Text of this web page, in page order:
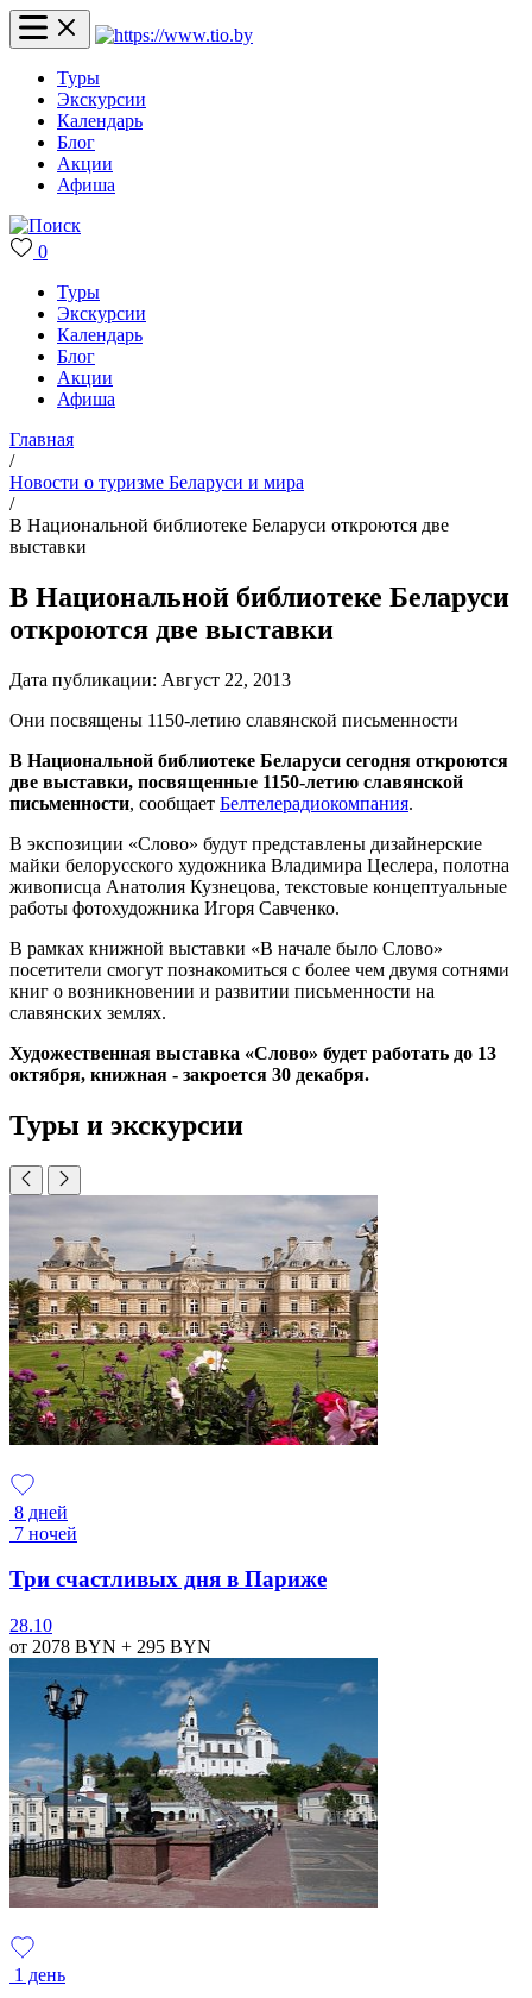
Туры
Экскурсии
Календарь
Блог
Акции
Афиша
0
Туры
Экскурсии
Календарь
Блог
Акции
Афиша
Главная
/
Новости о туризме Беларуси и мира
/
В Национальной библиотеке Беларуси откроются две
выставки
В Национальной библиотеке Беларуси
откроются две выставки
Дата публикации: Август 22, 2013
Они посвящены 1150-летию славянской письменности
В Национальной библиотеке Беларуси сегодня откроются
две выставки, посвященные 1150-летию славянской
письменности, сообщает Белтелерадиокомпания.
В экспозиции «Слово» будут представлены дизайнерские
майки белорусского художника Владимира Цеслера, полотна
живописца Анатолия Кузнецова, текстовые концептуальные
работы фотохудожника Игоря Савченко.
В рамках книжной выставки «В начале было Слово»
посетители смогут познакомиться с более чем двумя сотнями
книг о возникновении и развитии письменности на
славянских землях.
Художественная выставка «Слово» будет работать до 13
октября, книжная - закроется 30 декабря.
Туры и экскурсии
8 дней
7 ночей
Три счастливых дня в Париже
28.10
от 2078 BYN + 295 BYN
1 день